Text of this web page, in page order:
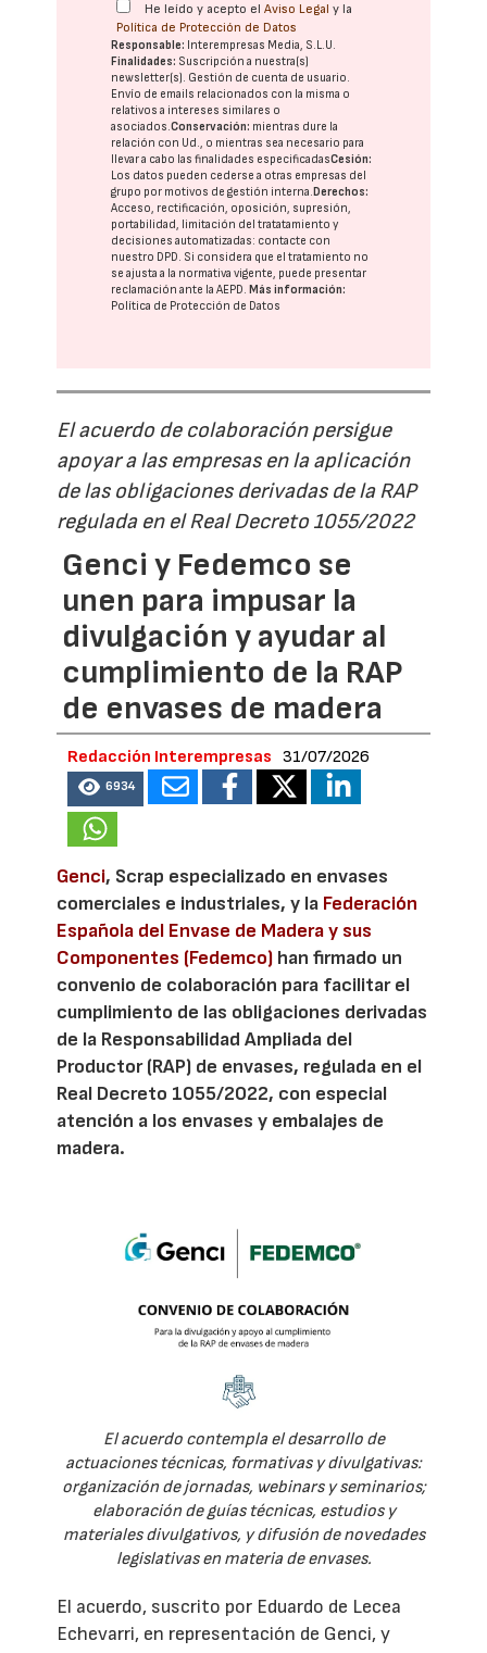
He leído y acepto elAviso Legal y la
Política de Protección de Datos
Responsable: Interempresas Media, S.L.U.
Finalidades: Suscripción a nuestra(s)
newsletter(s). Gestión de cuenta de usuario.
Envío de emails relacionados con la misma o
relativos a intereses similares o
asociados.Conservación: mientras dure la
relación con Ud., o mientras sea necesario para
llevar a cabo las finalidades especificadasCesión:
Los datos pueden cederse a otras empresas del
grupo por motivos de gestión interna. Derechos:
Acceso, rectificación, oposición, supresión,
portabilidad, limitación del tratatamiento y
decisiones automatizadas: contacte con
nuestro DPD. Si considera que el tratamiento no
se ajusta a la normativa vigente, puede presentar
reclamación ante laAEPD. Más información:
Política de Protección de Datos
El acuerdo de colaboración persigue
apoyar a las empresas en la aplicación
de las obligaciones derivadas de la RAP
regulada en el Real Decreto 1055/2022
Genci y Fedemco se
unen para impusar la
divulgación y ayudar al
cumplimiento de la RAP
de envases de madera
Redacción Interempresas 31/07/2026
6934
Genci, Scrap especializado en envases
comerciales e industriales, y la Federación
Española del Envase de Madera y sus
Componentes (Fedemco) han firmado un
convenio de colaboración para facilitar el
cumplimiento de las obligaciones derivadas
de la Responsabilidad Ampliada del
Productor (RAP) de envases, regulada en el
Real Decreto 1055/2022, con especial
atención a los envases y embalajes de
madera.
El acuerdo contempla el desarrollo de
actuaciones técnicas, formativas y divulgativas:
organización de jornadas, webinars y seminarios;
elaboración de guías técnicas, estudios y
materiales divulgativos, y difusión de novedades
legislativas en materia de envases.
El acuerdo, suscrito por Eduardo de Lecea
Echevarri, en representación de Genci, y